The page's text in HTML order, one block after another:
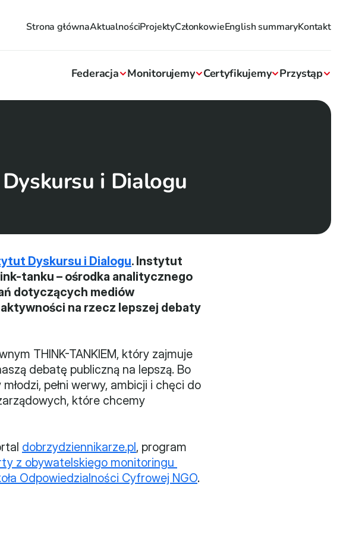
Strona głównaAktualnościProjektyCzłonkowieEnglish summaryKontakt
Federacja Monitorujemy Certyfikujemy Przystąp
i Dialogu
Dyskursu i Dialogu. Instytut
tanku – ośrodka analitycznego
dotyczących mediów
na rzecz lepszej debaty
THINK-TANKIEM, który zajmuje
debatę publiczną na lepszą. Bo
pełni werwy, ambicji i chęci do
które chcemy
dobrzydziennikarze.pl, program
z obywatelskiego monitoringu
Odpowiedzialności Cyfrowej NGO.